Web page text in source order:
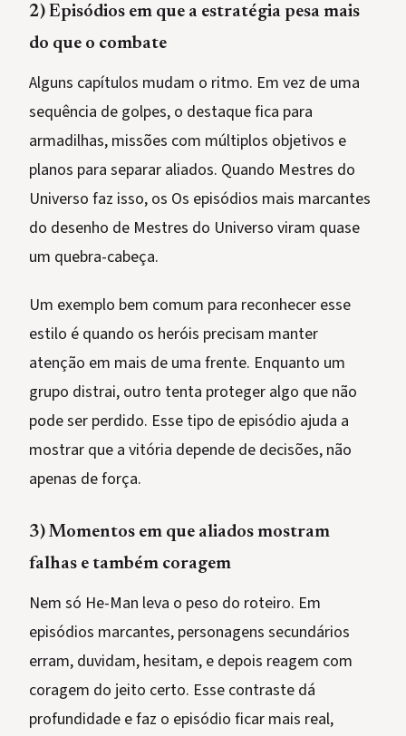
2) Episódios em que a estratégia pesa mais
do que o combate
Alguns capítulos mudam o ritmo. Em vez de uma
sequência de golpes, o destaque fica para
armadilhas, missões com múltiplos objetivos e
planos para separar aliados. Quando Mestres do
Universo faz isso, os Os episódios mais marcantes
do desenho de Mestres do Universo viram quase
um quebra-cabeça.
Um exemplo bem comum para reconhecer esse
estilo é quando os heróis precisam manter
atenção em mais de uma frente. Enquanto um
grupo distrai, outro tenta proteger algo que não
pode ser perdido. Esse tipo de episódio ajuda a
mostrar que a vitória depende de decisões, não
apenas de força.
3) Momentos em que aliados mostram
falhas e também coragem
Nem só He-Man leva o peso do roteiro. Em
episódios marcantes, personagens secundários
erram, duvidam, hesitam, e depois reagem com
coragem do jeito certo. Esse contraste dá
profundidade e faz o episódio ficar mais real,